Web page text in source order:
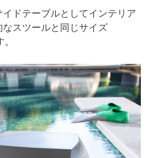
ドテーブルとしてインテリア
スツールと同じサイズ